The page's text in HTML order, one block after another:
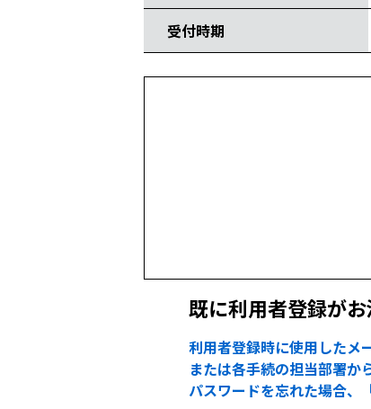
受付時期
既に利用者登録が
利用者登録時に使用したメ
または各手続の担当部署か
パスワードを忘れた場合、